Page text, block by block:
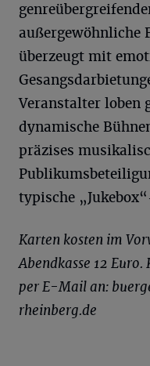
außergewöhnliche
überzeugt mit
Veranstalter loben
dynamische
präzises
typische
Karten kosten im
Abendkasse 12
per E-Mail an:
rheinberg.de